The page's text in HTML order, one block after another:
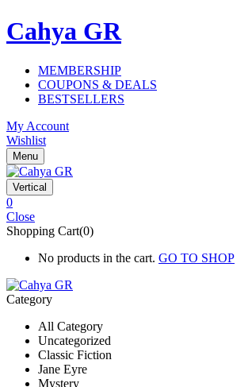
Cahya GR
MEMBERSHIP
COUPONS & DEALS
BESTSELLERS
My Account
Wishlist
Menu
Vertical
0
Close
Shopping Cart(0)
No products in the cart. GO TO SHOP
Category
All Category
Uncategorized
Classic Fiction
Jane Eyre
Mystery